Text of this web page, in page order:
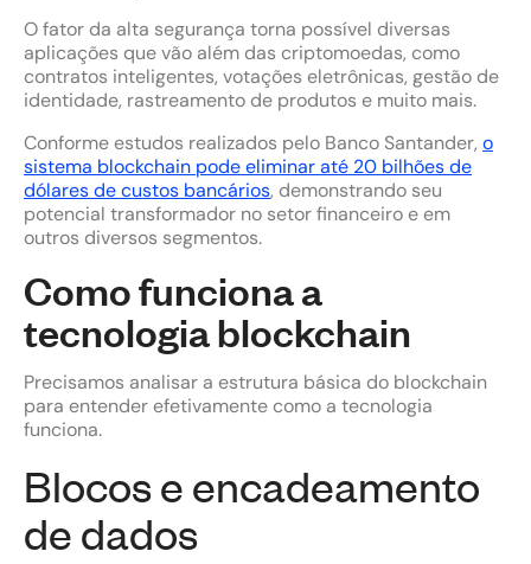
O fator da alta segurança torna possível diversas
aplicações que vão além das criptomoedas, como
contratos inteligentes, votações eletrônicas, gestão de
identidade, rastreamento de produtos e muito mais.
Conforme estudos realizados pelo Banco Santander, o
sistema blockchain pode eliminar até 20 bilhões de
dólares de custos bancários, demonstrando seu
potencial transformador no setor financeiro e em
outros diversos segmentos.
Como funciona a
tecnologia blockchain
Precisamos analisar a estrutura básica do blockchain
para entender efetivamente como a tecnologia
funciona.
Blocos e encadeamento
de dados